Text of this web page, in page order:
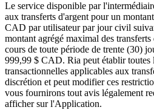
Le service disponible par
aux transferts d'argent pour un
CAD par utilisateur par jour civil
montant agrégé maximal des
cours de toute période de trente (30)
999,99 $ CAD. Ria peut établir toutes
transactionnelles applicables aux
discrétion et peut modifier ces
vous fournirons tout avis légalement
afficher sur l'Application.